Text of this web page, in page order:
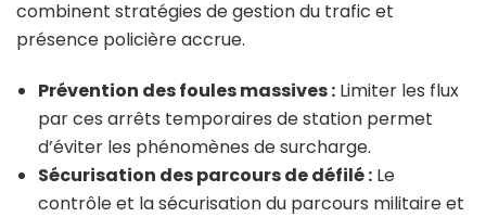
combinent stratégies de gestion du trafic et
présence policière accrue.
Prévention des foules massives : Limiter les flux
par ces arrêts temporaires de station permet
d’éviter les phénomènes de surcharge.
Sécurisation des parcours de défilé : Le
contrôle et la sécurisation du parcours militaire et